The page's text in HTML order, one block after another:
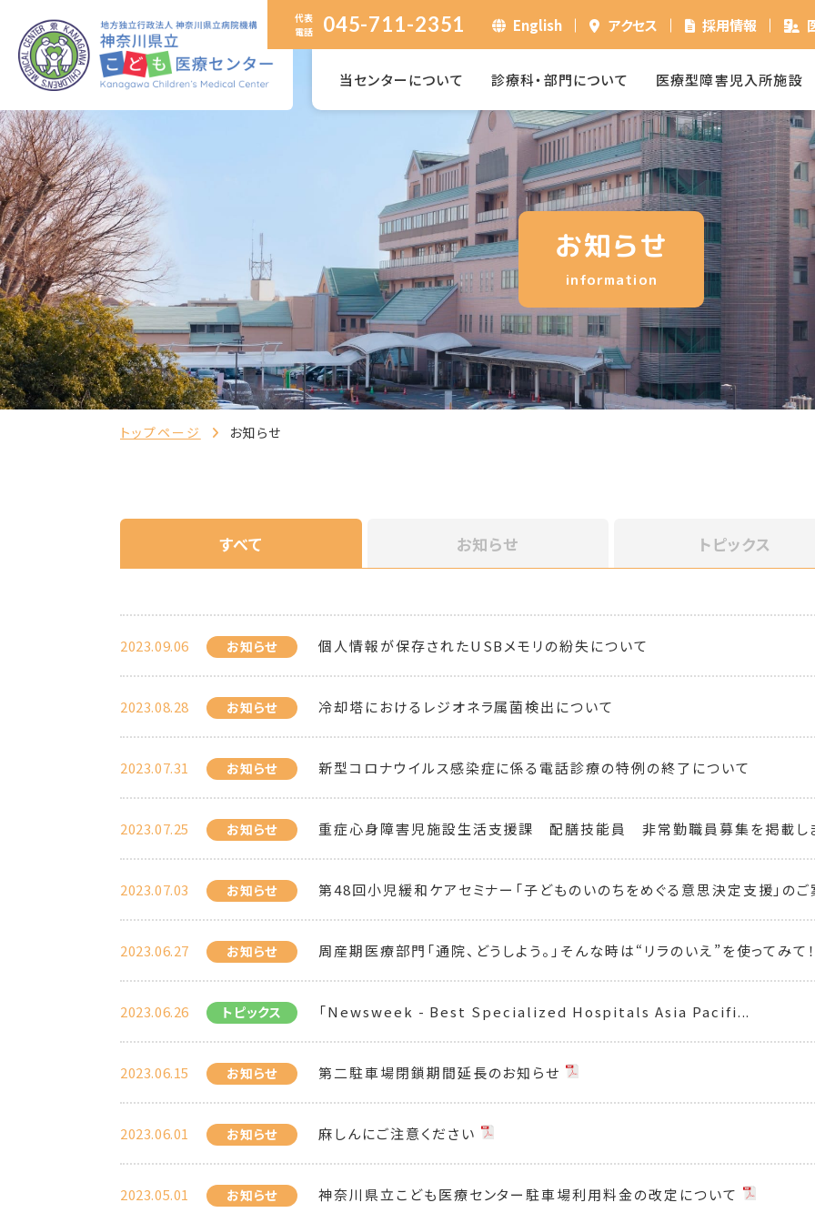
代表
電話
045-711-2351 English アクセス 採用情報
当センターについて 診療科・部門について 医療型障害児入所施設
お知らせ
information
トップページ お知らせ
すべて お知らせ トピックス
2023.09.06 お知らせ 個人情報が保存されたUSBメモリの紛失について
2023.08.28 お知らせ 冷却塔におけるレジオネラ属菌検出について
2023.07.31 お知らせ 新型コロナウイルス感染症に係る電話診療の特例の終了について
2023.07.25 お知らせ 重症心身障害児施設生活支援課 配膳技能員 非常勤職員募集を掲載し
2023.07.03 お知らせ 第48回小児緩和ケアセミナー「子どものいのちをめぐる意思決定支援」の
2023.06.27 お知らせ 周産期医療部門「通院、どうしよう。」そんな時は“リラのいえ”を使ってみて
2023.06.26 トピックス 「Newsweek - Best Specialized Hospitals Asia Pacifi...
2023.06.15 お知らせ 第二駐車場閉鎖期間延長のお知らせ
2023.06.01 お知らせ 麻しんにご注意ください
2023.05.01 お知らせ 神奈川県立こども医療センター駐車場利用料金の改定について